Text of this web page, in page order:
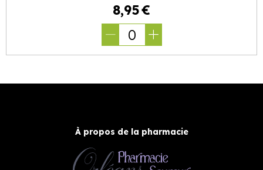
8,95€
0
À propos de la pharmacie